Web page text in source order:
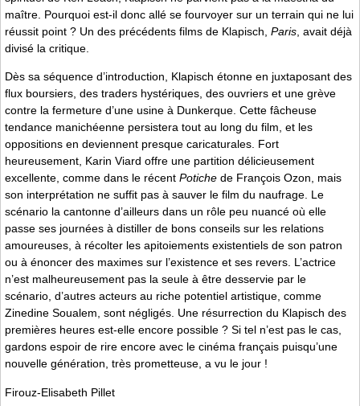
maître. Pourquoi est-il donc allé se fourvoyer sur un terrain qui ne lui
réussit point ? Un des précédents films de Klapisch, Paris , avait déjà
divisé la critique.
Dès sa séquence d’introduction, Klapisch étonne en juxtaposant des
flux boursiers, des traders hystériques, des ouvriers et une grève
contre la fermeture d’une usine à Dunkerque. Cette fâcheuse
tendance manichéenne persistera tout au long du film, et les
oppositions en deviennent presque caricaturales. Fort
heureusement, Karin Viard offre une partition délicieusement
excellente, comme dans le récent Potiche de François Ozon, mais
son interprétation ne suffit pas à sauver le film du naufrage. Le
scénario la cantonne d’ailleurs dans un rôle peu nuancé où elle
passe ses journées à distiller de bons conseils sur les relations
amoureuses, à récolter les apitoiements existentiels de son patron
ou à énoncer des maximes sur l’existence et ses revers. L’actrice
n’est malheureusement pas la seule à être desservie par le
scénario, d’autres acteurs au riche potentiel artistique, comme
Zinedine Soualem, sont négligés. Une résurrection du Klapisch des
premières heures est-elle encore possible ? Si tel n’est pas le cas,
gardons espoir de rire encore avec le cinéma français puisqu’une
nouvelle génération, très prometteuse, a vu le jour !
Firouz-Elisabeth Pillet